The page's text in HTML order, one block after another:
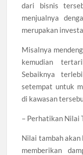
dari bisnis
menjualnya
merupakan
Misalnya
kemudian
Sebaiknya
setempat untuk
di kawasan
– Perhatikan Nilai
Nilai tambah
memberikan